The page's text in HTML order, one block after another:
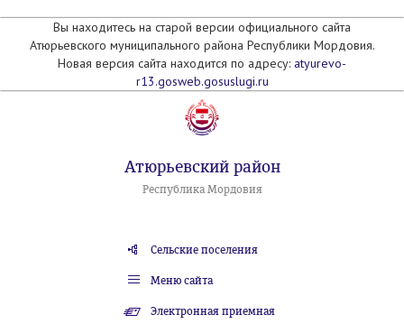
Вы находитесь на старой версии официального сайта
Атюрьевского муниципального района Республики Мордовия.
Новая версия сайта находится по адресу: atyurevo-
r13.gosweb.gosuslugi.ru
Атюрьевский район
Республика Мордовия
Сельские поселения
Меню сайта
Электронная приемная